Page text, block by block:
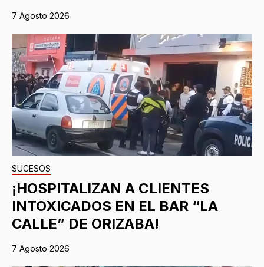
7 Agosto 2026
SUCESOS
¡HOSPITALIZAN A CLIENTES
INTOXICADOS EN EL BAR “LA
CALLE” DE ORIZABA!
7 Agosto 2026